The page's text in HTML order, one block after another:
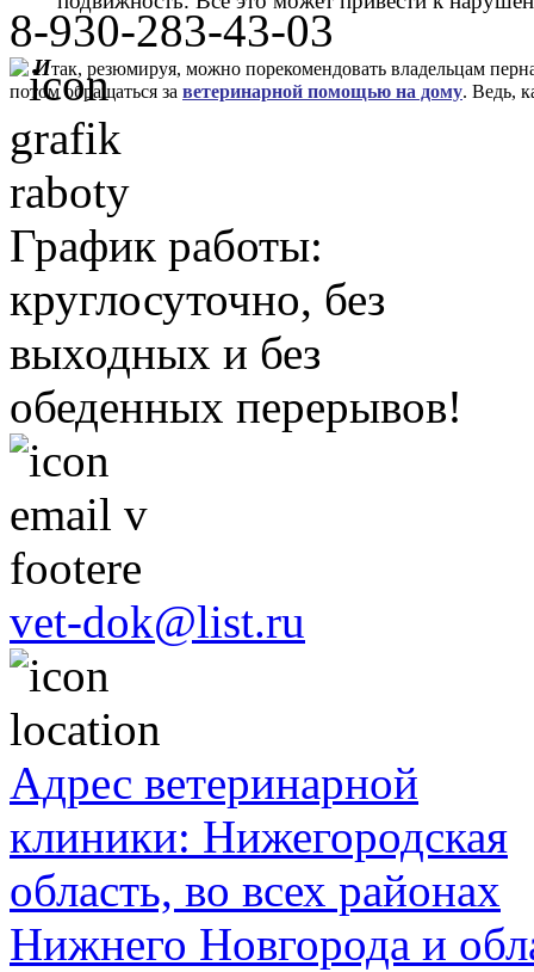
Итак, резюмируя, можно порекомендовать владельцам
потом обращаться за ветеринарной помощью на дому. Ведь,
8-930-283-43-03
График работы:
круглосуточно, без
выходных и без
обеденных перерывов!
vet-dok@list.ru
Адрес ветеринарной
клиники: Нижегородская
область, во всех районах
Нижнего Новгорода и